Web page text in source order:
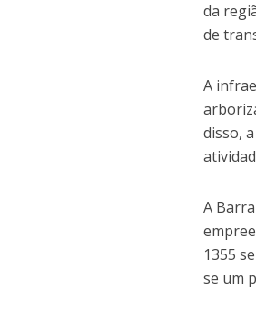
da
de
A
disso,
A
1355
se um